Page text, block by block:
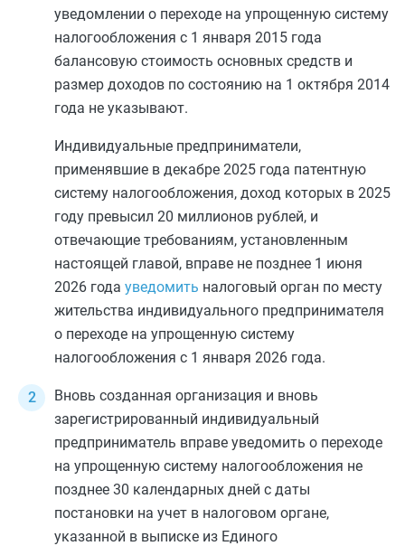
уведомлении о переходе на упрощенную систему
налогообложения с 1 января 2015 года
балансовую стоимость основных средств и
размер доходов по состоянию на 1 октября 2014
года не указывают.
Индивидуальные предприниматели,
применявшие в декабре 2025 года патентную
систему налогообложения, доход которых в 2025
году превысил 20 миллионов рублей, и
отвечающие требованиям, установленным
настоящей главой, вправе не позднее 1 июня
2026 года уведомить налоговый орган по месту
жительства индивидуального предпринимателя
о переходе на упрощенную систему
налогообложения с 1 января 2026 года.
Вновь созданная организация и вновь
зарегистрированный индивидуальный
предприниматель вправе уведомить о переходе
на упрощенную систему налогообложения не
позднее 30 календарных дней с даты
постановки на учет в налоговом органе,
указанной в выписке из Единого